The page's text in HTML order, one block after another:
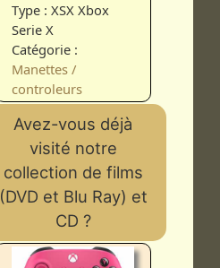
Type : XSX Xbox
Serie X
Catégorie :
Manettes /
controleurs
Avez-vous déjà
visité notre
collection de films
(DVD et Blu Ray) et
CD ?